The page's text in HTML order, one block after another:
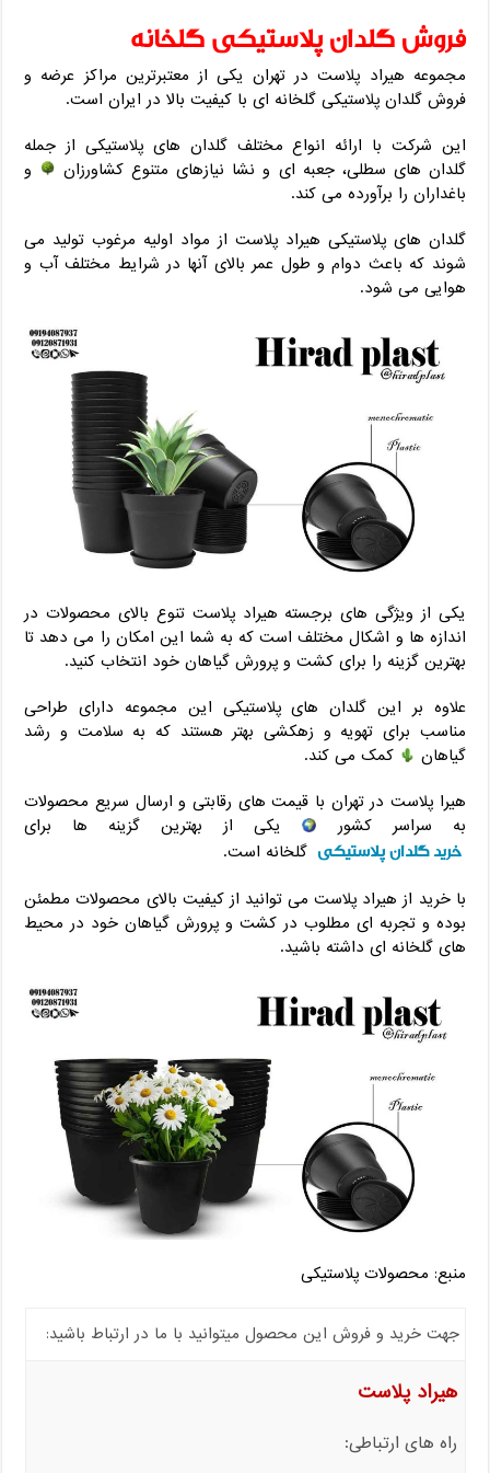
فروش گلدان پلاستیکی گلخانه
مجموعه هیراد پلاست در تهران یکی از معتبرترین مراکز عرضه و
فروش گلدان پلاستیکی گلخانه ای با کیفیت بالا در ایران است.
این شرکت با ارائه انواع مختلف گلدان های پلاستیکی از جمله
گلدان های سطلی، جعبه ای و نشا نیازهای متنوع کشاورزان
و
باغداران را برآورده می کند.
گلدان های پلاستیکی هیراد پلاست از مواد اولیه مرغوب تولید می
شوند که باعث دوام و طول عمر بالای آنها در شرایط مختلف آب و
هوایی می شود.
یکی از ویژگی های برجسته هیراد پلاست تنوع بالای محصولات در
اندازه ها و اشکال مختلف است که به شما این امکان را می دهد تا
بهترین گزینه را برای کشت و پرورش گیاهان خود انتخاب کنید.
علاوه بر این گلدان های پلاستیکی این مجموعه دارای طراحی
مناسب برای تهویه و زهکشی بهتر هستند که به سلامت و رشد
گیاهان
کمک می کند.
هیرا پلاست در تهران با قیمت های رقابتی و ارسال سریع محصولات
به سراسر کشور
یکی از بهترین گزینه ها برای
خرید گلدان پلاستیکی گلخانه است.
با خرید از هیراد پلاست می توانید از کیفیت بالای محصولات مطمئن
بوده و تجربه ای مطلوب در کشت و پرورش گیاهان خود در محیط
های گلخانه ای داشته باشید.
منبع: محصولات پلاستیکی
جهت خرید و فروش این محصول میتوانید با ما در ارتباط باشید:
هیراد پلاست
راه های ارتباطی: